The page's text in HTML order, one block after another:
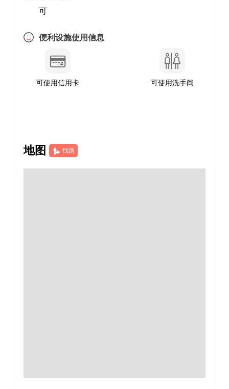
可
便利设施使用信息
可使用信用卡 可使用洗手间
地图 找路